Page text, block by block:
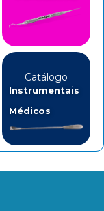
Catálogo
Instrumentais
Médicos